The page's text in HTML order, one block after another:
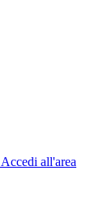
Accedi all'area